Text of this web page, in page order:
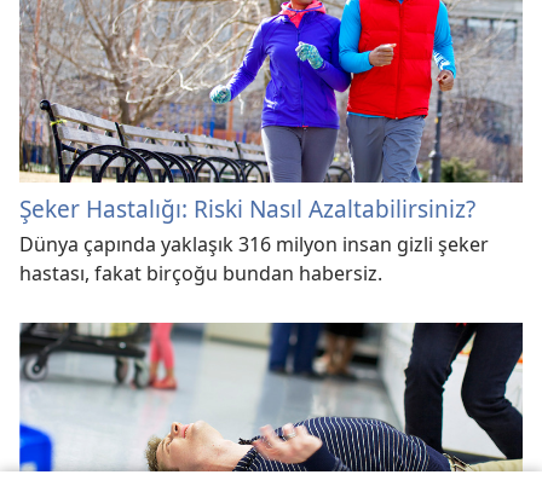
Şeker Hastalığı: Riski Nasıl Azaltabilirsiniz?
Dünya çapında yaklaşık 316 milyon insan gizli şeker
hastası, fakat birçoğu bundan habersiz.